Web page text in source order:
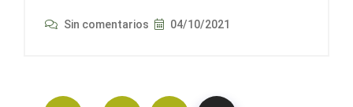
Sin comentarios 04/10/2021